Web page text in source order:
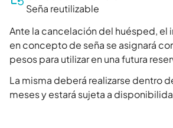
Seña reutilizable
Ante la cancelación del huésped, el
en concepto de seña se asignará
pesos para utilizar en una futura
La misma deberá realizarse dentro
meses y estará sujeta a